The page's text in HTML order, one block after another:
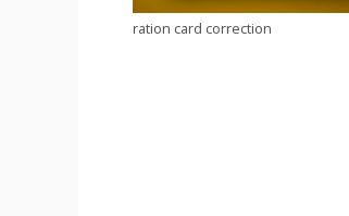
ration card correction